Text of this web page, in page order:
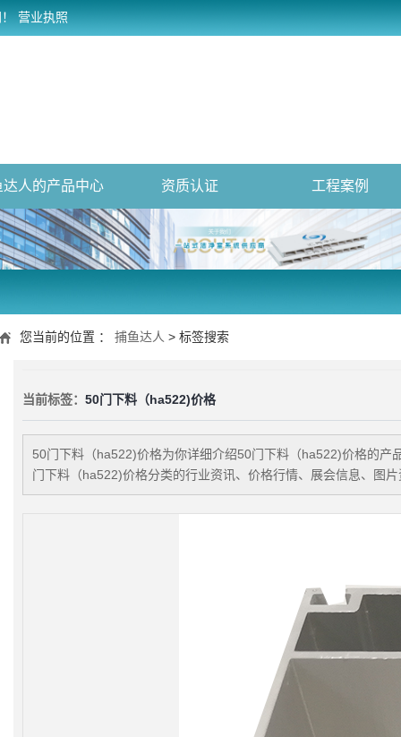
营业执照
达人的产品中心 资质认证 工程案例
您当前的位置 ： 捕鱼达人 > 标签搜索
当前标签： 50门下料（ha522)价格
50门下料（ha522)价格为你详细介绍50门下料（ha522)价格的产
门下料（ha522)价格分类的行业资讯、价格行情、展会信息、图